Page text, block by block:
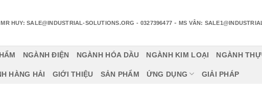
MR HUY: SALE@INDUSTRIAL-SOLUTIONS.ORG - 0327396477 -MS VÂN:
NGÀNH ĐIỆN NGÀNH HÓA DẦU NGÀNH KIM LOẠI NGÀNH
HÀNG HẢI GIỚI THIỆU SẢN PHẨM ỨNG DỤNG GIẢI PHÁP